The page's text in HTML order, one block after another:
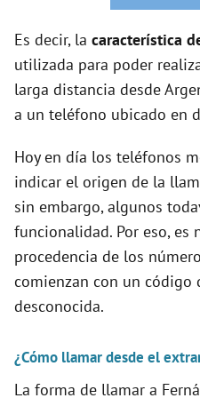
Es decir, la característica
utilizada para poder
larga distancia desde
a un teléfono ubicado en
Hoy en día los teléfonos
indicar el origen de la
sin embargo, algunos
funcionalidad. Por eso, es
procedencia de los
comienzan con un código
desconocida.
¿Cómo llamar desde el
La forma de llamar a